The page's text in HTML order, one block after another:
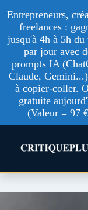
Entrepreneurs,
freelances :
jusqu'à 4h à 5h du
par jour avec
prompts IA
Claude,
à copier-coller.
gratuite
(Valeur = 97